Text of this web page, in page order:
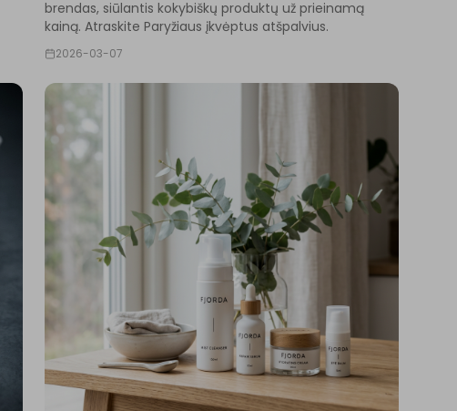
brendas, siūlantis kokybiškų produktų už prieinamą
kainą. Atraskite Paryžiaus įkvėptus atšpalvius.
2026-03-07